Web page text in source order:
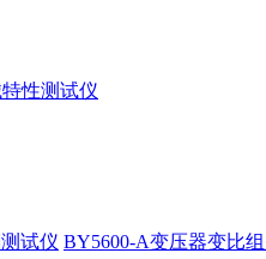
性测试仪
试仪 BY5600-A变压器变比